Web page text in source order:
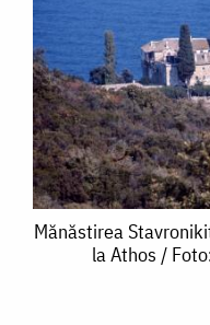
Mănăstirea
Stavronikita
Mănăstirea
la Athos /